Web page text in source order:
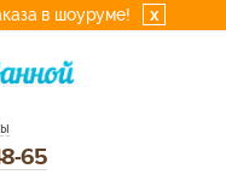
в шоуруме! x
65